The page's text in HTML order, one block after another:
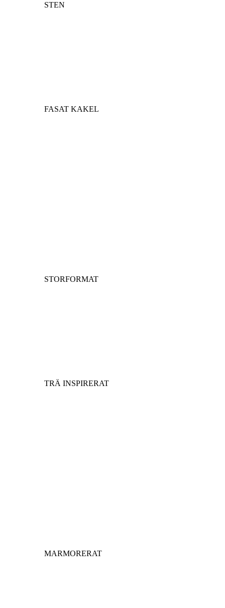
STEN
FASAT KAKEL
STORFORMAT
TRÄ INSPIRERAT
MARMORERAT